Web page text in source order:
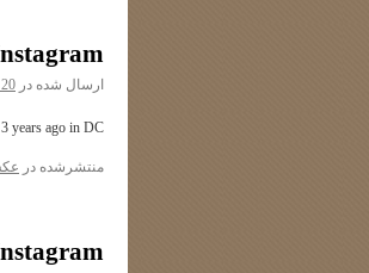
ارسال شده در 20 اکتبر 2015
years ago in DC.
منتشرشده در